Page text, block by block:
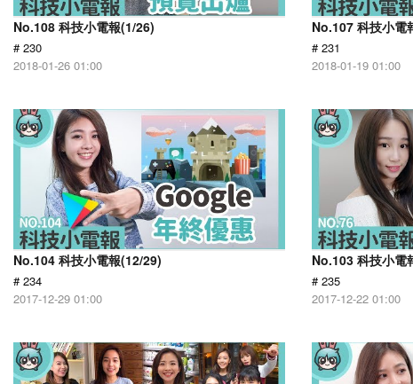
No.108 科技小電報(1/26)
# 230
2018-01-26 01:00
No.107 科技小電
# 231
2018-01-19 01:00
No.104 科技小電報(12/29)
# 234
2017-12-29 01:00
No.103 科技小電
# 235
2017-12-22 01:00